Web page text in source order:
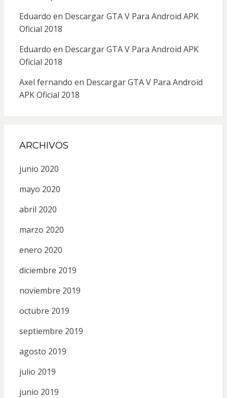
Eduardo en Descargar GTA V Para Android APK
Oficial 2018
Eduardo en Descargar GTA V Para Android APK
Oficial 2018
Axel fernando en Descargar GTA V Para Android
APK Oficial 2018
ARCHIVOS
junio 2020
mayo 2020
abril 2020
marzo 2020
enero 2020
diciembre 2019
noviembre 2019
octubre 2019
septiembre 2019
agosto 2019
julio 2019
junio 2019